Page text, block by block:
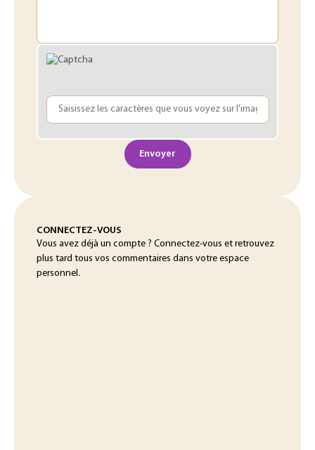
Envoyer
CONNECTEZ-VOUS
Vous avez déjà un compte ? Connectez-vous et retrouvez
plus tard tous vos commentaires dans votre espace
personnel.